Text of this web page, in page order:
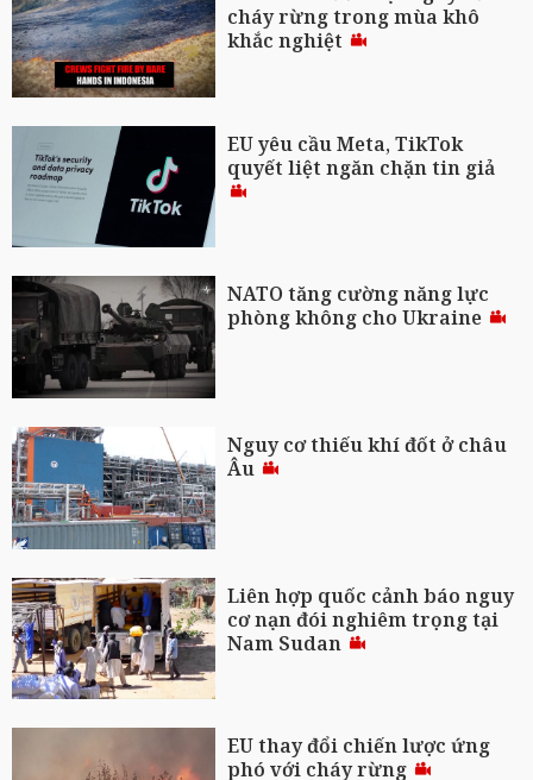
cháy rừng trong mùa khô
khắc nghiệt
EU yêu cầu Meta, TikTok
quyết liệt ngăn chặn tin giả
NATO tăng cường năng lực
phòng không cho Ukraine
Nguy cơ thiếu khí đốt ở châu
Âu
Liên hợp quốc cảnh báo nguy
cơ nạn đói nghiêm trọng tại
Nam Sudan
EU thay đổi chiến lược ứng
phó với cháy rừng